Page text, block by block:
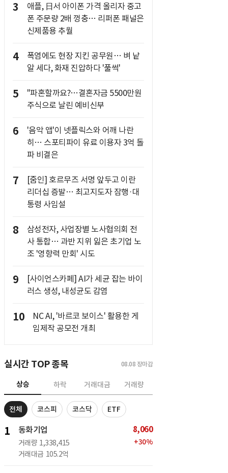
3
애플, 日서 아이폰 가격 올리자 중고
폰 주문량 2배 껑충… 리퍼폰 패널은
신제품용 추월
4
폭염에도 현장 지킨 공무원… 벼 낱
알 세다, 화재 진압하다 '풀썩'
5
"파혼할까요?…결혼자금 5500만원
주식으로 날린 예비신부
6
'음악 앱'이 넷플릭스와 어깨 나란
히… 스포티파이 유료 이용자 3억 돌
파 비결은
7
[줌인] 호르무즈 서명 앞두고 이란
리더십 증발… 최고지도자 잠행·대
통령 사임설
8
삼성전자, 사업장별 노사협의회 전
사 통합… 과반 지위 잃은 초기업 노
조 '영향력 만회' 시도
9
[사이언스카페] AI가 세균 잡는 바이
러스 생성, 내성균도 감염
10
NC AI, '바르코 보이스' 활용한 게
임제작 공모전 개최
실시간 TOP 종목 08.08 장마감
상승 하락 거래대금 거래량
전체 코스피 코스닥 ETF
1 동화기업
거래량 1,338,415
거래대금 105.2억
8,060
+30%